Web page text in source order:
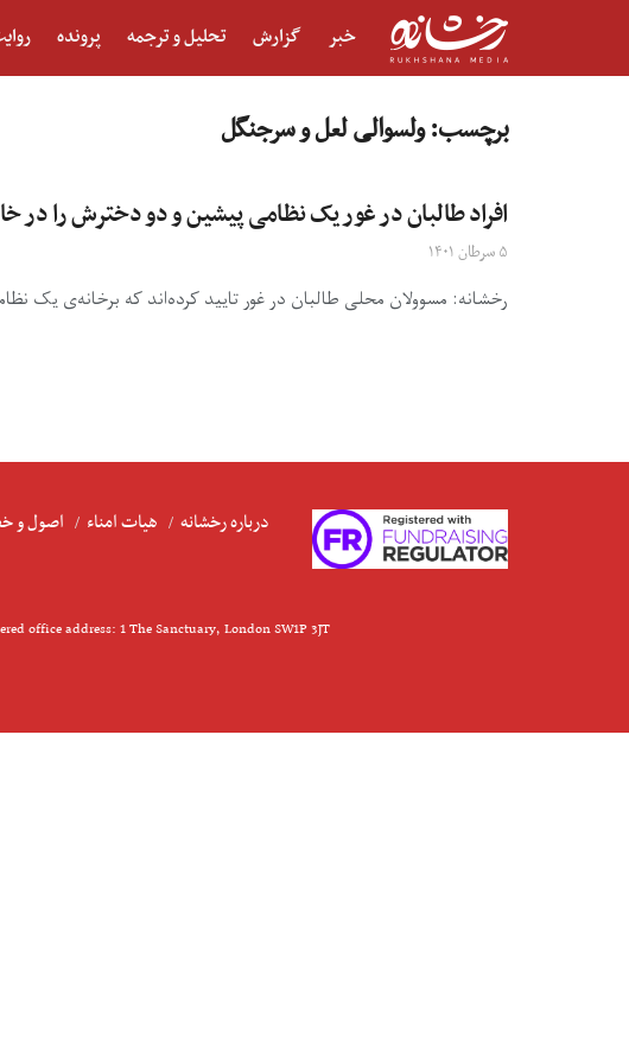
خبر گزارش تحلیل و ترجمه پرونده
برچسب:ولسوالی لعل و سرجنگل
افراد طالبان در غور یک نظامی پیشین و دو دخترش را در
۵ سرطان ۱۴۰۱
رخشانه: مسوولان محلی طالبان در غور تایید کرده‌اند که برخانه‌ی یک
درباره رخشانه هیات امناء اصول و
office address: 1 The Sanctuary, London SW1P 3JT